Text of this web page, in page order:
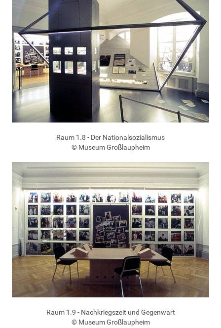
Raum 1.8 - Der Nationalsozialismus
© Museum Großlaupheim
Raum 1.9 - Nachkriegszeit und Gegenwart
© Museum Großlaupheim